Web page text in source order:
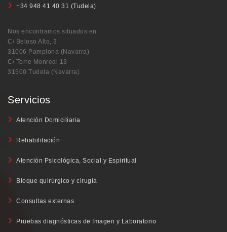
+34 948 41 40 31 (Tudela)
Nos encontramos situados en
C/ Beloso Alto, 3
31006 Pamplona (Navarra)
C/ Torre Monreal 13
31500 Tudela (Navarra)
Servicios
Atención Domiciliaria
Rehabilitación
Atención Psicológica, Social y Espiritual
Bloque quirúrgico y cirugía
Consultas externas
Pruebas diagnósticas de Imagen y Laboratorio